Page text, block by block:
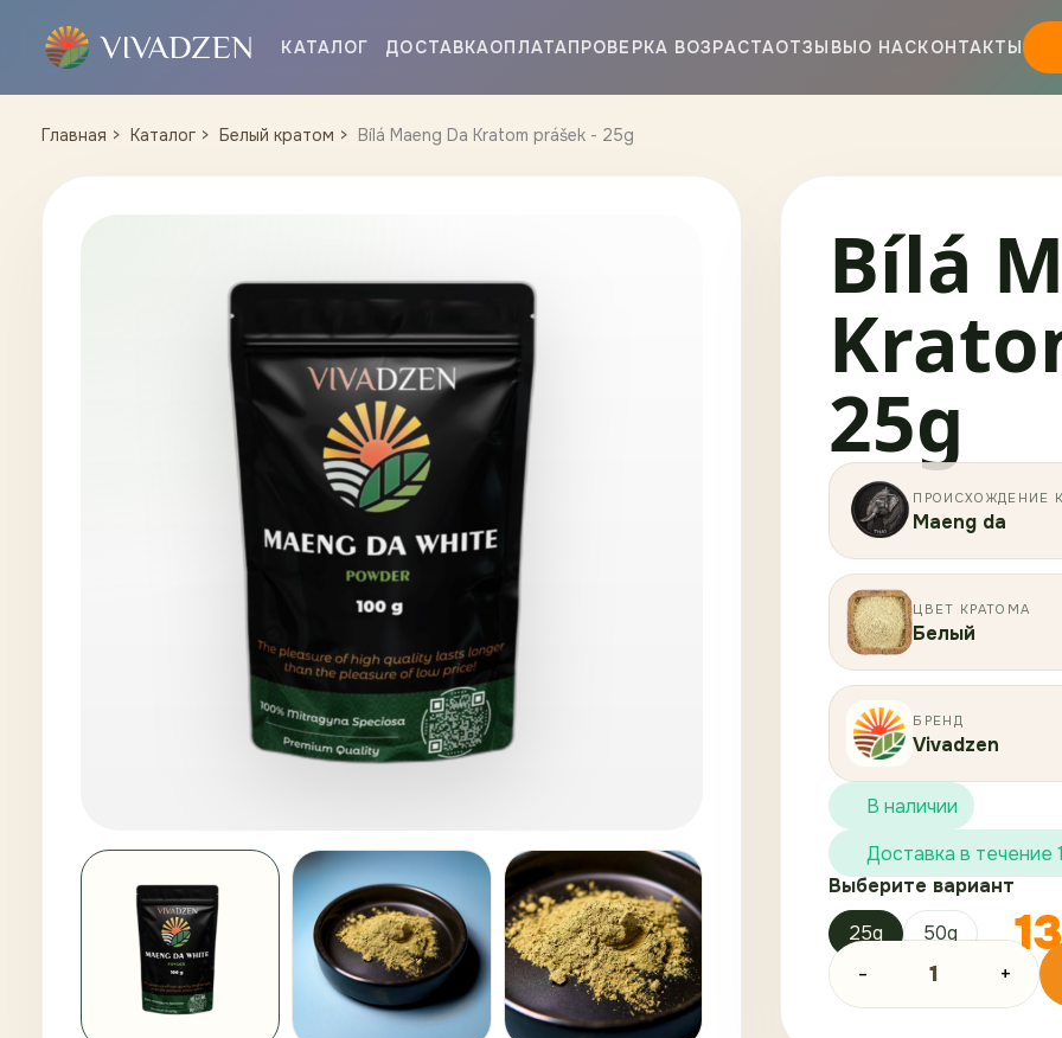
КАТАЛОГ ДОСТАВКАОПЛАТАПРОВЕРКА ВОЗРАСТАОТЗЫВЫО НАСКОНТАКТЫ
Главная Каталог Белый кратом Bílá Maeng Da Kratom prášek - 25g
Bílá
25g
ПРОИСХОЖДЕНИЕ
Maeng da
ЦВЕТ КРАТОМА
Белый
БРЕНД
Vivadzen
В наличии
Доставка в
Выберите вариант
25g
50g
- 1 +